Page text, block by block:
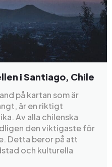
i Santiago, Chile
på kartan som är
är en riktigt
Av alla chilenska
den viktigaste för
Detta beror på att
och kulturella